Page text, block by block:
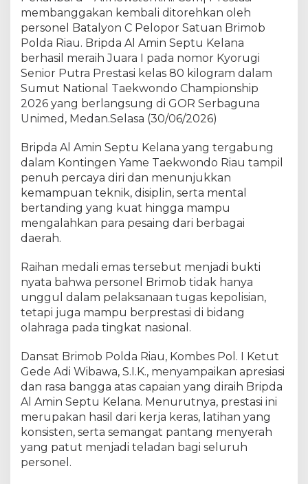
b
a
h
k
n
E
m
a
,
H
a
r
u
m
N
a
m
a
B
i
m
o
b
P
o
l
d
membanggakan kembali ditorehkan oleh
personel Batalyon C Pelopor Satuan Brimob
Polda Riau. Bripda Al Amin Septu Kelana
berhasil meraih Juara I pada nomor Kyorugi
Senior Putra Prestasi kelas 80 kilogram dalam
Sumut National Taekwondo Championship
2026 yang berlangsung di GOR Serbaguna
Unimed, Medan.Selasa (30/06/2026)
Bripda Al Amin Septu Kelana yang tergabung
dalam Kontingen Yame Taekwondo Riau tampil
penuh percaya diri dan menunjukkan
kemampuan teknik, disiplin, serta mental
bertanding yang kuat hingga mampu
mengalahkan para pesaing dari berbagai
daerah.
Raihan medali emas tersebut menjadi bukti
nyata bahwa personel Brimob tidak hanya
unggul dalam pelaksanaan tugas kepolisian,
tetapi juga mampu berprestasi di bidang
olahraga pada tingkat nasional.
Dansat Brimob Polda Riau, Kombes Pol. I Ketut
Gede Adi Wibawa, S.I.K., menyampaikan apresiasi
dan rasa bangga atas capaian yang diraih Bripda
Al Amin Septu Kelana. Menurutnya, prestasi ini
merupakan hasil dari kerja keras, latihan yang
konsisten, serta semangat pantang menyerah
yang patut menjadi teladan bagi seluruh
personel.